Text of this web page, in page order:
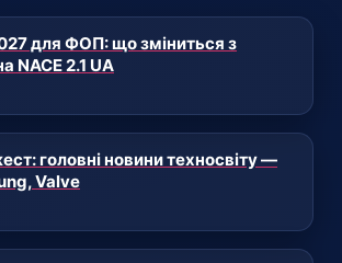
для ФОП: що зміниться з
NACE 2.1 UA
головні новини техносвіту —
Valve